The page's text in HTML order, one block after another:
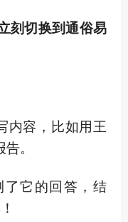
刻切换到通俗易
内容，比如用王
。
了它的回答，结